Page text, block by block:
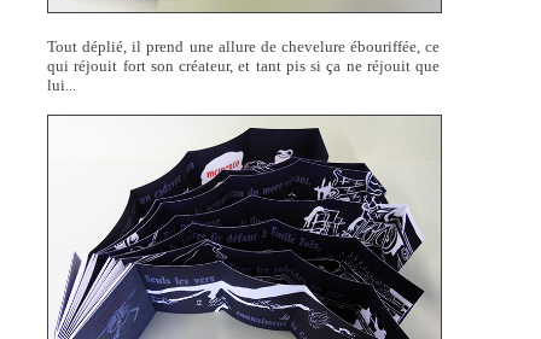
Tout déplié, il prend une allure de chevelure ébouriffée, ce
qui réjouit fort son créateur, et tant pis si ça ne réjouit que
lui...